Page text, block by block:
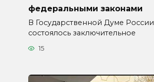
федеральными законами
В Государственной Думе России
состоялось заключительное
15